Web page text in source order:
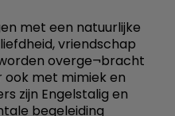
met een natuurlijke
vriendschap
overge¬bracht
met mimiek en
zijn Engelstalig en
begeleiding